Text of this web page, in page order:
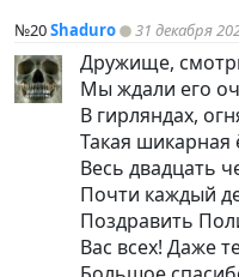
№20Shaduro 31 декабря
Дружище,
Мы ждали его
В гирляндах,
Такая шикарная
Весь двадцать
Почти каждый
Поздравить
Вас всех! Даже